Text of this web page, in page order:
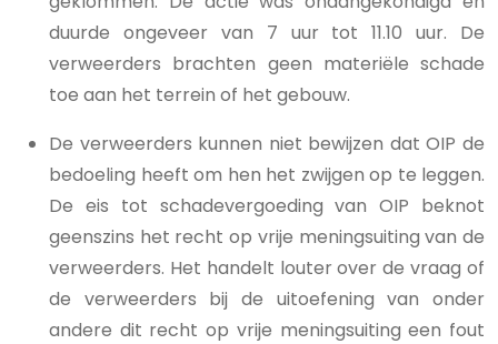
duurde ongeveer van 7 uur tot 11.10 uur. De
verweerders brachten geen materiële schade
toe aan het terrein of het gebouw.
De verweerders kunnen niet bewijzen dat OIP de
bedoeling heeft om hen het zwijgen op te leggen.
De eis tot schadevergoeding van OIP beknot
geenszins het recht op vrije meningsuiting van de
verweerders. Het handelt louter over de vraag of
de verweerders bij de uitoefening van onder
andere dit recht op vrije meningsuiting een fout